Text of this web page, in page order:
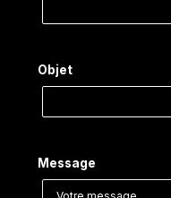
Objet
Message